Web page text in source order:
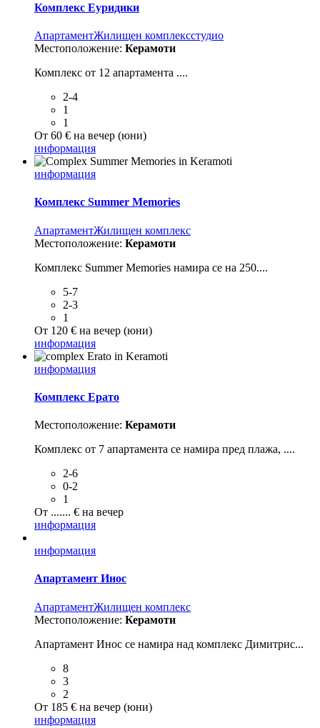
Комплекс Еуридики
AпартаментЖилищен комплексстудио
Местоположение: Керамоти
Комплекс от 12 апартамента ....
2-4
1
1
От 60 € на вечер (юни)
информация
информация
Комплекс Summer Memories
AпартаментЖилищен комплекс
Местоположение: Керамоти
Комплекс Summer Memories намира се на 250....
5-7
2-3
1
От 120 € на вечер (юни)
информация
информация
Комплекс Ерато
Местоположение: Керамоти
Комплекс от 7 апартамента се намира пред плажа, ....
2-6
0-2
1
От ....... € на вечер
информация
информация
Апартамент Инос
AпартаментЖилищен комплекс
Местоположение: Керамоти
Апартамент Инос се намира над комплекс Димитрис...
8
3
2
От 185 € на вечер (юни)
информация